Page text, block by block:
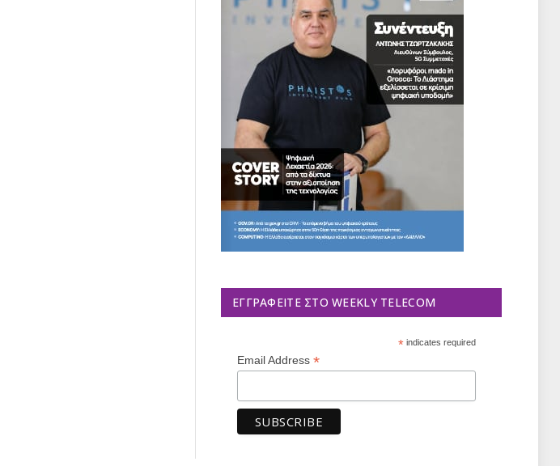
ΕΓΓΡΑΦΕΊΤΕ ΣΤΟ WEEKLY TELECOM
*indicates required
Email Address *